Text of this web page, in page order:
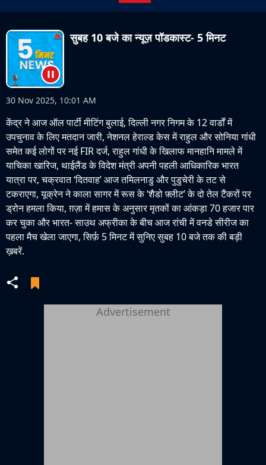
सुबह 10 बजे का न्यूज़ पॉडकास्ट- 5 मिनट
30 Nov 2025, 10:01 AM
केंद्र ने आज ऑल पार्टी मीटिंग बुलाई, दिल्ली नगर निगम के 12 वार्डों में
उपचुनाव के लिए मतदान जारी, नेशनल हेराल्ड केस में राहुल और सोनिया गांधी
समेत कई लोगों पर नई FIR दर्ज, राहुल गांधी के खिलाफ मानहानि मामले में
याचिका खारिज, थाईलैंड के विदेश मंत्री अपनी पहली आधिकारिक भारत
यात्रा पर, चक्रवात ‘दितवाह’ आज तमिलनाडु और पुडुचेरी के तट से
टकराएगा, यूक्रेन ने काला सागर में रूस के ‘शैडो फ़्लीट’ के दो तेल टैंकरों पर
ड्रोन हमला किया, ग़ज़ा में हमास के अनुसार मृतकों का आंकड़ा 70 हजार पार
कर चुका और भारत- साउथ अफ्रीका के बीच आज रांची में वनडे सीरीज का
पहला मैच खेला जाएगा, सिर्फ़ 5 मिनट में सुनिए सुबह 10 बजे तक की बड़ी
ख़बरें.
Advertisement